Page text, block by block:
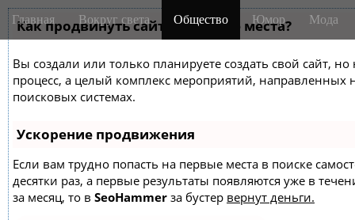
Как продвинуть сайт на первые места?
Вы создали или только планируете создать свой сайт,
процесс, а целый комплекс мероприятий,
поисковых системах.
Ускорение продвижения
Если вам трудно попасть на первые места в поиске
десятки раз, а первые результаты появляются уже в
за месяц, то в SeoHammer за бустер вернут деньги.
M
a
n
m
e
n
u
i
Главная Вокруг света Общество Юмор Мода